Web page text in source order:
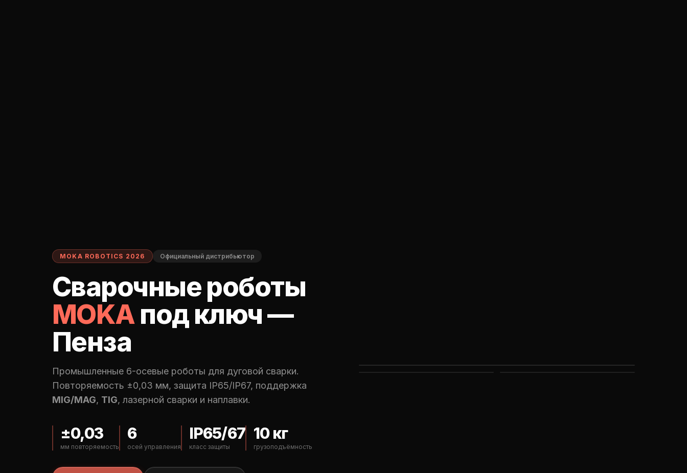
MOKA ROBOTICS 2026 Официальный дистрибьютор
Сварочные роботы
MOKA под ключ —
Пенза
Промышленные 6-осевые роботы для дуговой сварки.
Повторяемость ±0,03 мм, защита IP65/IP67, поддержка
MIG/MAG, TIG, лазерной сварки и наплавки.
±0,03
мм повторяемость
6
осей управления
IP65/67
класс защиты
10 кг
грузоподъёмность